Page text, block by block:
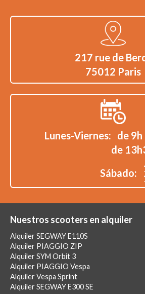
217 rue de
75012 Paris
Lunes-Viernes: de
de
Sábado:
Nuestros scooters en alquiler
Alquiler SEGWAY E110S
Alquiler PIAGGIO ZIP
Alquiler SYM Orbit 3
Alquiler PIAGGIO Vespa
Alquiler Vespa Sprint
Alquiler SEGWAY E300 SE